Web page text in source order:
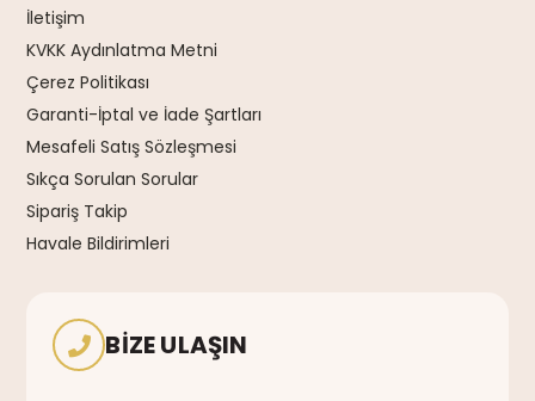
İletişim
KVKK Aydınlatma Metni
Çerez Politikası
Garanti-İptal ve İade Şartları
Mesafeli Satış Sözleşmesi
Sıkça Sorulan Sorular
Sipariş Takip
Havale Bildirimleri
BIZE ULAŞIN